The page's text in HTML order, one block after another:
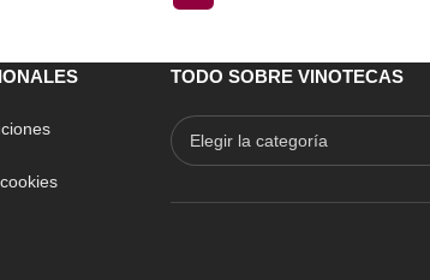
TODO SOBRE VINOTECAS